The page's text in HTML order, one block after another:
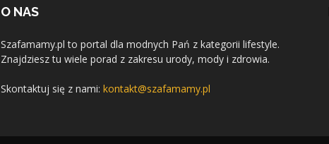
O NAS
Szafamamy.pl to portal dla modnych Pań z kategorii lifestyle.
Znajdziesz tu wiele porad z zakresu urody, mody i zdrowia.
Skontaktuj się z nami: kontakt@szafamamy.pl